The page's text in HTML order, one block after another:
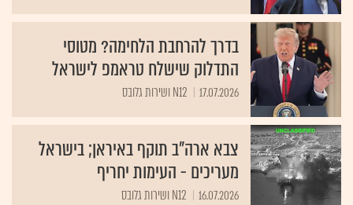
בדרך להרחבת הלחימה? מטוסי
התדלוק שישלח טראמפ לישראל
17.07.2026 N12 ושירות גלובס
צבא ארה"ב תוקף באיראן; בישראל
מעריכים - העימות יחריף
16.07.2026 N12 ושירות גלובס